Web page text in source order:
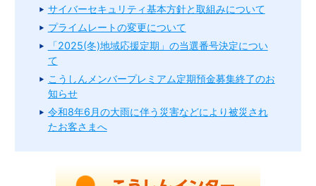
サイバーセキュリティ基本方針と取組みについて
プライムレートの変更について
「2025(冬)地域応援定期」の当選番号決定につい
て
こうしんメンバープレミアム定期預金募集終了のお
知らせ
令和8年6月の大雨に伴う災害などにより被災され
たお客さまへ